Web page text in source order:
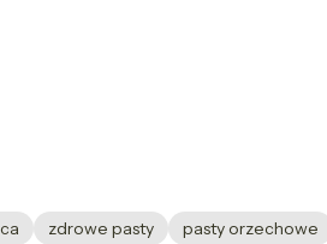
zdrowe pasty pasty orzechowe